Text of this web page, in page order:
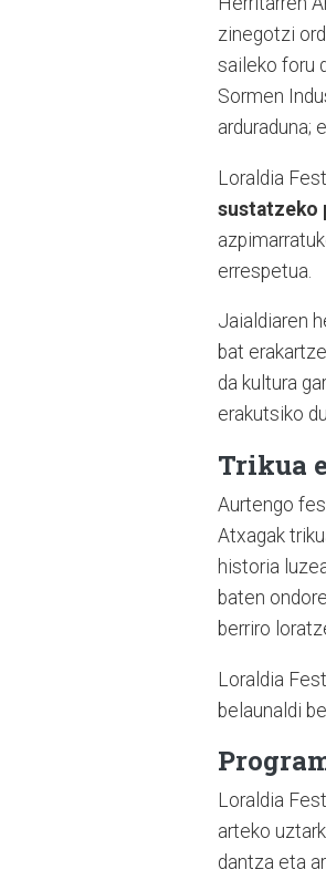
zinegotzi
saileko foru
Sormen
arduraduna;
Loraldia
sustatzeko
errespetua.
Jaialdiaren
bat
da kultura
erakutsiko
Trikua
Aurtengo
Atxagak
historia
baten
berriro
Loraldia
belaunaldi
Loraldia
arteko
dantza eta